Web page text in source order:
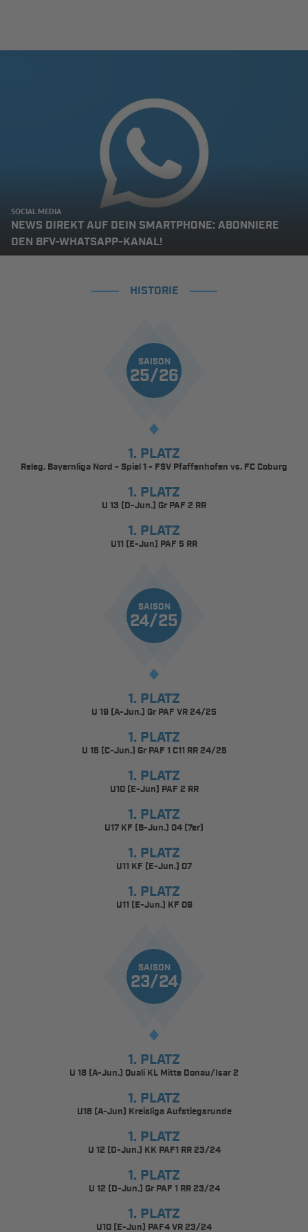
SOCIAL MEDIA
NEWS DIREKT AUF DEIN SMARTPHONE: ABONNIERE
DEN BFV-WHATSAPP-KANAL!
HISTORIE
SAISON
25/26
1. PLATZ
Releg. Bayernliga Nord - Spiel 1 - FSV Pfaffenhofen vs. FC Coburg
1. PLATZ
U 13 (D-Jun.) Gr PAF 2 RR
1. PLATZ
U11 (E-Jun) PAF 5 RR
SAISON
24/25
1. PLATZ
U 19 (A-Jun.) Gr PAF VR 24/25
1. PLATZ
U 15 (C-Jun.) Gr PAF 1 C11 RR 24/25
1. PLATZ
U10 (E-Jun) PAF 2 RR
1. PLATZ
U17 KF (B-Jun.) 04 (7er)
1. PLATZ
U11 KF (E-Jun.) 07
1. PLATZ
U11 (E-Jun.) KF 09
SAISON
23/24
1. PLATZ
U 18 (A-Jun.) Quali KL Mitte Donau/Isar 2
1. PLATZ
U18 (A-Jun) Kreisliga Aufstiegsrunde
1. PLATZ
U 12 (D-Jun.) KK PAF1 RR 23/24
1. PLATZ
U 12 (D-Jun.) Gr PAF 1 RR 23/24
1. PLATZ
U10 (E-Jun) PAF4 VR 23/24